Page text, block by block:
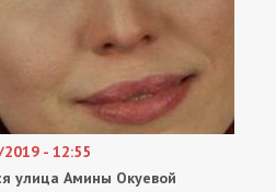
- 12:55
улица Амины Окуевой